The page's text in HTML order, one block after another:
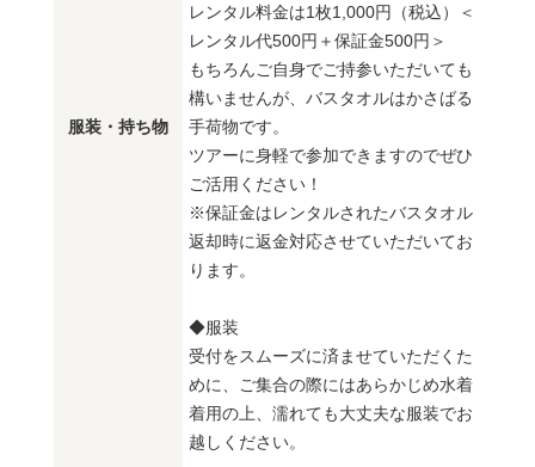
服装・持ち物
レンタル料金は1枚1,000円（税込）＜
レンタル代500円＋保証金500円＞
もちろんご自身でご持参いただいても
構いませんが、バスタオルはかさばる
手荷物です。
ツアーに身軽で参加できますのでぜひ
ご活用ください！
※保証金はレンタルされたバスタオル
返却時に返金対応させていただいてお
ります。
◆服装
受付をスムーズに済ませていただくた
めに、ご集合の際にはあらかじめ水着
着用の上、濡れても大丈夫な服装でお
越しください。